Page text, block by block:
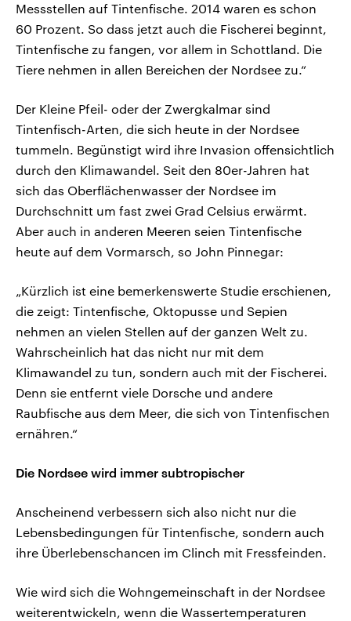
Messstellen auf Tintenfische. 2014 waren es schon
60 Prozent. So dass jetzt auch die Fischerei beginnt,
Tintenfische zu fangen, vor allem in Schottland. Die
Tiere nehmen in allen Bereichen der Nordsee zu.“
Der Kleine Pfeil- oder der Zwergkalmar sind
Tintenfisch-Arten, die sich heute in der Nordsee
tummeln. Begünstigt wird ihre Invasion offensichtlich
durch den Klimawandel. Seit den 80er-Jahren hat
sich das Oberflächenwasser der Nordsee im
Durchschnitt um fast zwei Grad Celsius erwärmt.
Aber auch in anderen Meeren seien Tintenfische
heute auf dem Vormarsch, so John Pinnegar:
„Kürzlich ist eine bemerkenswerte Studie erschienen,
die zeigt: Tintenfische, Oktopusse und Sepien
nehmen an vielen Stellen auf der ganzen Welt zu.
Wahrscheinlich hat das nicht nur mit dem
Klimawandel zu tun, sondern auch mit der Fischerei.
Denn sie entfernt viele Dorsche und andere
Raubfische aus dem Meer, die sich von Tintenfischen
ernähren.“
Die Nordsee wird immer subtropischer
Anscheinend verbessern sich also nicht nur die
Lebensbedingungen für Tintenfische, sondern auch
ihre Überlebenschancen im Clinch mit Fressfeinden.
Wie wird sich die Wohngemeinschaft in der Nordsee
weiterentwickeln, wenn die Wassertemperaturen